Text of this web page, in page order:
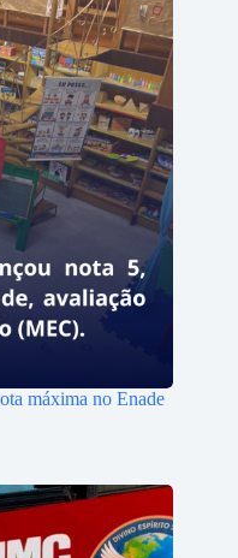
máxima no Enade